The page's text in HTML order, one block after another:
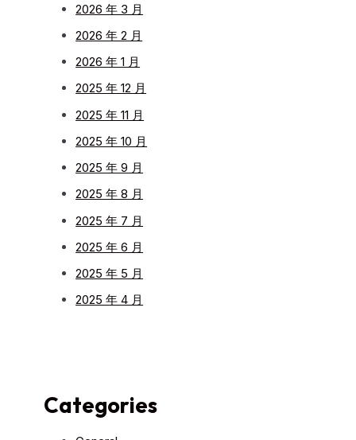
2026 年 3 月
2026 年 2 月
2026 年 1 月
2025 年 12 月
2025 年 11 月
2025 年 10 月
2025 年 9 月
2025 年 8 月
2025 年 7 月
2025 年 6 月
2025 年 5 月
2025 年 4 月
Categories